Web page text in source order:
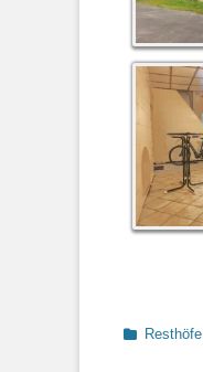
Kategorien
Resthöfe